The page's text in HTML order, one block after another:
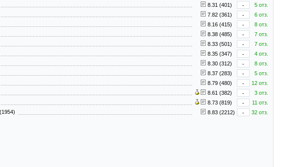
8.31 (401) -
5 отз.
7.82 (361) -
6 отз.
8.16 (415) -
8 отз.
8.38 (485) -
7 отз.
8.33 (501) -
7 отз.
8.35 (347) -
4 отз.
8.30 (312) -
8 отз.
8.37 (283) -
5 отз.
8.79 (480) -
12 отз.
8.61 (382) -
3 отз.
8.73 (819) -
11 отз.
(1954) 8.83 (2212) - 32 отз.